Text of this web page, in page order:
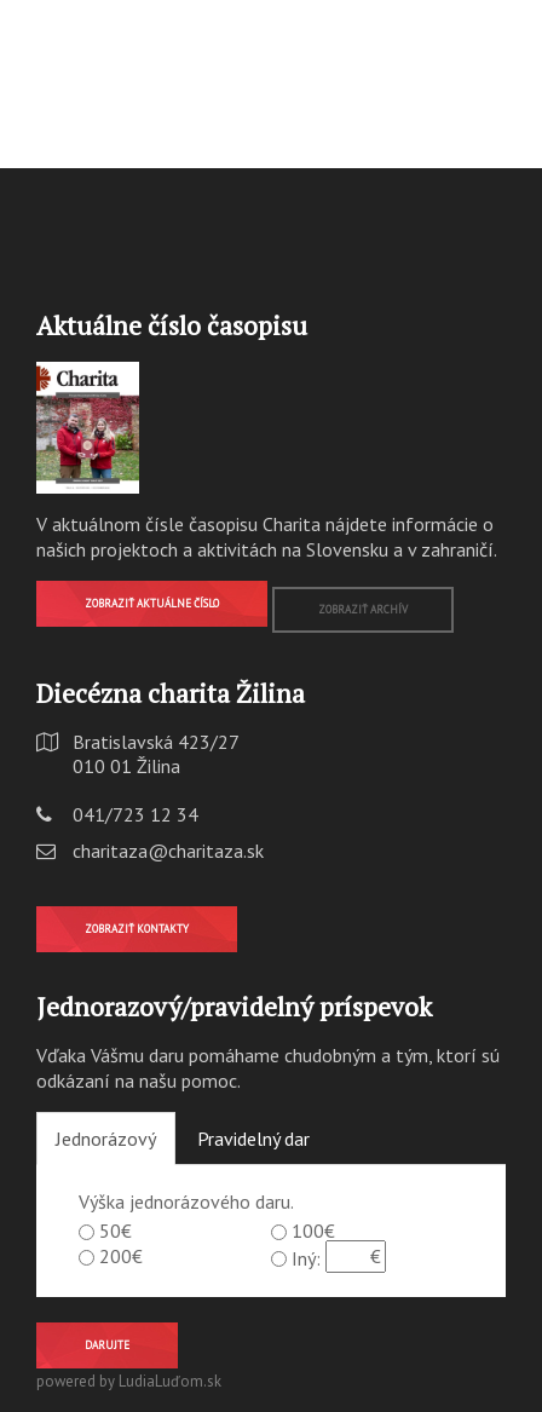
Aktuálne číslo časopisu
V aktuálnom čísle časopisu Charita nájdete informácie o
našich projektoch a aktivitách na Slovensku a v zahraničí.
ZOBRAZIŤ AKTUÁLNE ČÍSLO ZOBRAZIŤ ARCHÍV
Diecézna charita Žilina
Bratislavská 423/27
010 01 Žilina
041/723 12 34
charitaza@charitaza.sk
ZOBRAZIŤ KONTAKTY
Jednorazový/pravidelný príspevok
Vďaka Vášmu daru pomáhame chudobným a tým, ktorí sú
odkázaní na našu pomoc.
Jednorázový Pravidelný dar
Výška jednorázového daru.
50€
100€
200€
Iný:
DARUJTE
powered by LudiaLuďom.sk